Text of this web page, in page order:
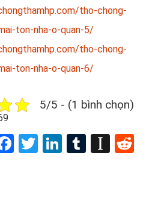
tho-chong-
ton-nha-o-quan-5/
tho-chong-
ton-nha-o-quan-6/
5/5 - (1 bình chọn)
Facebook
TwitterLinkedIn
Tumblr